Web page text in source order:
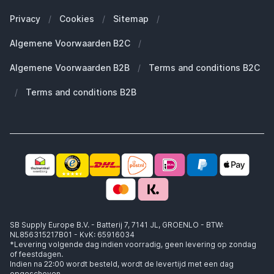
Zakelijke klanten (B2B)
Groot en uniek assortiment
400.000+ klanten geleverd
Welke MagSafe heb ik nodig?
Werken bij SB Supply
Working at SB Supply
Privacy / Cookies / Sitemap /
Algemene Voorwaarden B2C /
Algemene Voorwaarden B2B / Terms and conditions B2C
/ Terms and conditions B2B
SB Supply Europe B.V. - Batterij 7, 7141 JL, GROENLO - BTW:
NL856315217B01 - KvK: 65916034
*Levering volgende dag indien voorradig, geen levering op zondag
of feestdagen.
Indien na 22:00 wordt besteld, wordt de levertijd met een dag